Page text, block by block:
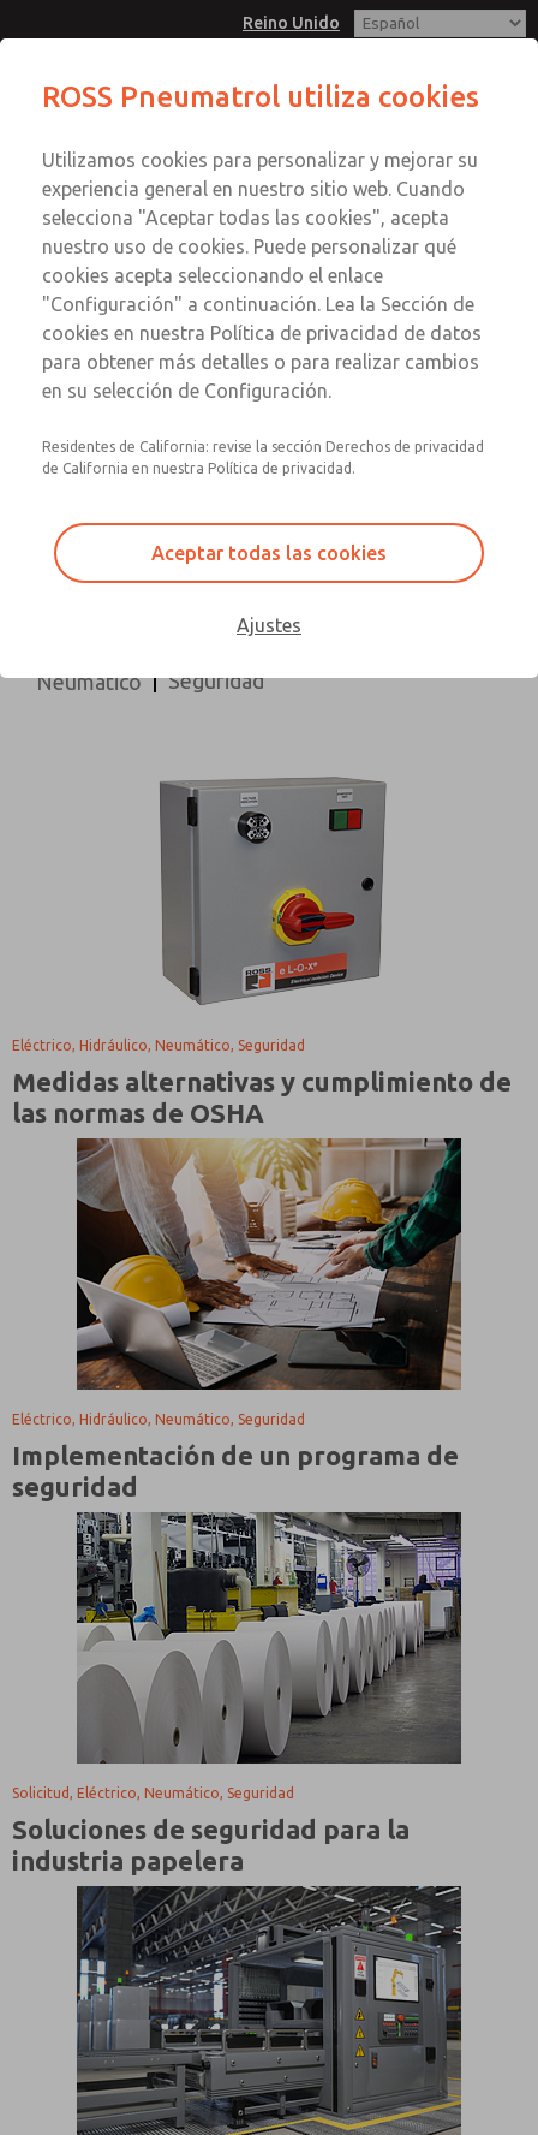
Reino Unido
Cuenta
Registrarse
Inscribirse
Perspectivas de ROSS
Explore información destacada sobre los productos y
soluciones de ROSS en distintos sectores y aplicaciones. Si
tiene alguna pregunta sobre su aplicación, póngase en
aparece al final de la página.
Todas las Categorías
Solicitud
Hidráulico
Industria del embalaje
Neumático
Seguridad
Eléctrico, Hidráulico, Neumático, Seguridad
Medidas alternativas y cumplimiento de
las normas de OSHA
Eléctrico, Hidráulico, Neumático, Seguridad
Implementación de un programa de
seguridad
Solicitud, Eléctrico, Neumático, Seguridad
Soluciones de seguridad para la
industria papelera
ROSS Pneumatrol utiliza cookies
Utilizamos cookies para personalizar y mejorar su
experiencia general en nuestro sitio web. Cuando
selecciona "Aceptar todas las cookies", acepta
nuestro uso de cookies. Puede personalizar qué
cookies acepta seleccionando el enlace
"Configuración" a continuación. Lea la Sección de
cookies en nuestra Política de privacidad de datos
para obtener más detalles o para realizar cambios
en su selección de Configuración.
Residentes de California: revise la sección Derechos de privacidad
de California en nuestra Política de privacidad.
Aceptar todas las cookies
Ajustes